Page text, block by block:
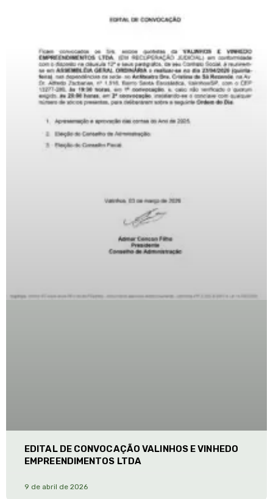
EDITAL DE CONVOCAÇÃO VALINHOS E VINHEDO
EMPREENDIMENTOS LTDA
9 de abril de 2026